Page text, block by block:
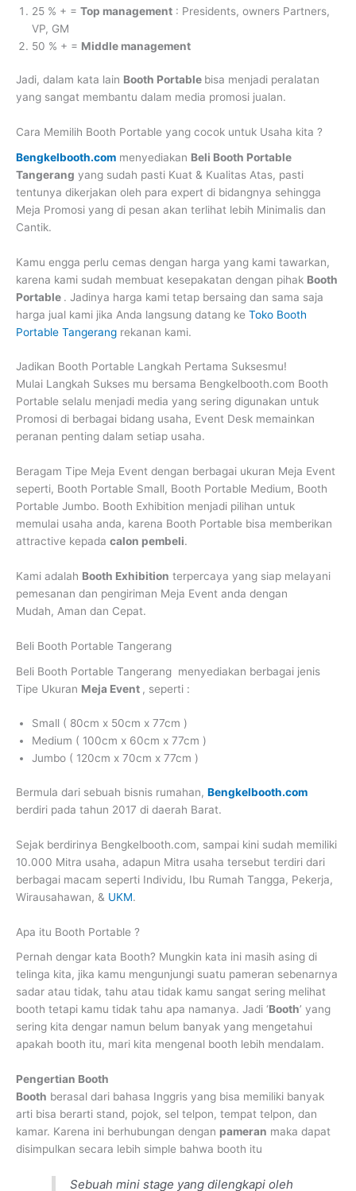
25 % + = Top management : Presidents, owners Partners,
VP, GM
50 % + = Middle management
Jadi, dalam kata lain Booth Portable bisa menjadi peralatan
yang sangat membantu dalam media promosi jualan.
Cara Memilih Booth Portable yang cocok untuk Usaha kita ?
Bengkelbooth.com menyediakan Beli Booth Portable
Tangerang yang sudah pasti Kuat & Kualitas Atas, pasti
tentunya dikerjakan oleh para expert di bidangnya sehingga
Meja Promosi yang di pesan akan terlihat lebih Minimalis dan
Cantik.
Kamu engga perlu cemas dengan harga yang kami tawarkan,
karena kami sudah membuat kesepakatan dengan pihak Booth
Portable . Jadinya harga kami tetap bersaing dan sama saja
harga jual kami jika Anda langsung datang ke Toko Booth
Portable Tangerang rekanan kami.
Jadikan Booth Portable Langkah Pertama Suksesmu!
Mulai Langkah Sukses mu bersama Bengkelbooth.com Booth
Portable selalu menjadi media yang sering digunakan untuk
Promosi di berbagai bidang usaha, Event Desk memainkan
peranan penting dalam setiap usaha.
Beragam Tipe Meja Event dengan berbagai ukuran Meja Event
seperti, Booth Portable Small, Booth Portable Medium, Booth
Portable Jumbo. Booth Exhibition menjadi pilihan untuk
memulai usaha anda, karena Booth Portable bisa memberikan
attractive kepada calon pembeli.
Kami adalah Booth Exhibition terpercaya yang siap melayani
pemesanan dan pengiriman Meja Event anda dengan
Mudah, Aman dan Cepat.
Beli Booth Portable Tangerang
Beli Booth Portable Tangerang menyediakan berbagai jenis
Tipe Ukuran Meja Event , seperti :
Small ( 80cm x 50cm x 77cm )
Medium ( 100cm x 60cm x 77cm )
Jumbo ( 120cm x 70cm x 77cm )
Bermula dari sebuah bisnis rumahan, Bengkelbooth.com
berdiri pada tahun 2017 di daerah Barat.
Sejak berdirinya Bengkelbooth.com, sampai kini sudah memiliki
10.000 Mitra usaha, adapun Mitra usaha tersebut terdiri dari
berbagai macam seperti Individu, Ibu Rumah Tangga, Pekerja,
Wirausahawan, & UKM.
Apa itu Booth Portable ?
Pernah dengar kata Booth? Mungkin kata ini masih asing di
telinga kita, jika kamu mengunjungi suatu pameran sebenarnya
sadar atau tidak, tahu atau tidak kamu sangat sering melihat
booth tetapi kamu tidak tahu apa namanya. Jadi ‘Booth’ yang
sering kita dengar namun belum banyak yang mengetahui
apakah booth itu, mari kita mengenal booth lebih mendalam.
Pengertian Booth
Booth berasal dari bahasa Inggris yang bisa memiliki banyak
arti bisa berarti stand, pojok, sel telpon, tempat telpon, dan
kamar. Karena ini berhubungan dengan pameran maka dapat
disimpulkan secara lebih simple bahwa booth itu
Sebuah mini stage yang dilengkapi oleh